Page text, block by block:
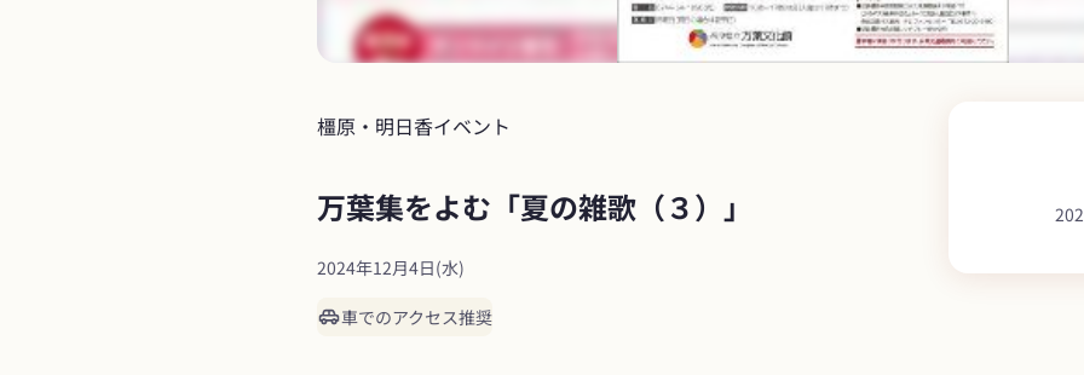
橿原・明日香イベント
万葉集をよむ「夏の雑歌（３）」
2024年12月4日(水)
車でのアクセス推奨